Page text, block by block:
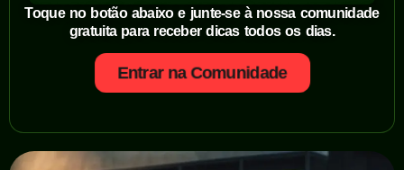
Toque no botão abaixo e junte-se à nossa comunidade
gratuita para receber dicas todos os dias.
Entrar na Comunidade